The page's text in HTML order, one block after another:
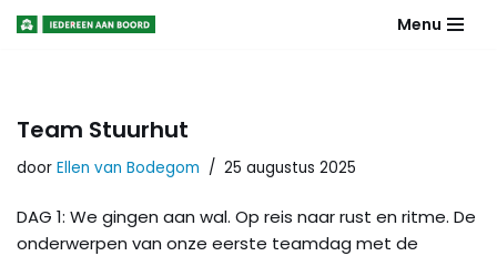
inhoud
Menu
Team Stuurhut
door Ellen van Bodegom 25 augustus 2025
DAG 1: We gingen aan wal. Op reis naar rust en ritme. De
onderwerpen van onze eerste teamdag met de